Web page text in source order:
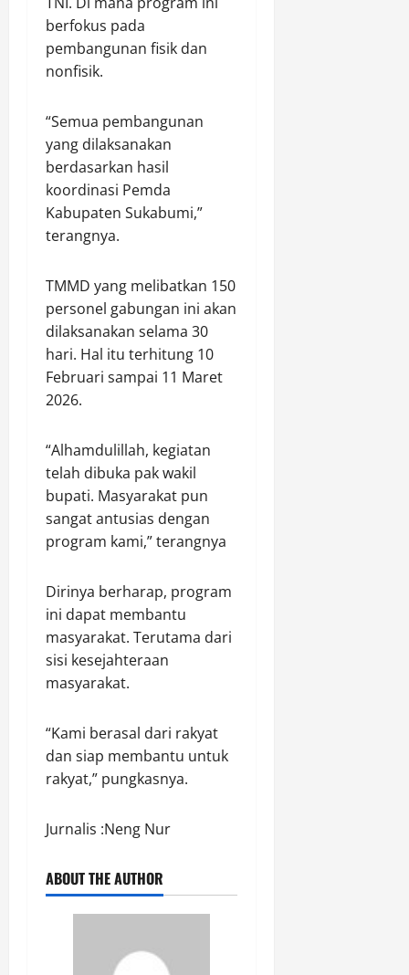
berfokus pada
pembangunan fisik dan
nonfisik.
“Semua pembangunan
yang dilaksanakan
berdasarkan hasil
koordinasi Pemda
Kabupaten Sukabumi,”
terangnya.
TMMD yang melibatkan 150
personel gabungan ini akan
dilaksanakan selama 30
hari. Hal itu terhitung 10
Februari sampai 11 Maret
2026.
“Alhamdulillah, kegiatan
telah dibuka pak wakil
bupati. Masyarakat pun
sangat antusias dengan
program kami,” terangnya
Dirinya berharap, program
ini dapat membantu
masyarakat. Terutama dari
sisi kesejahteraan
masyarakat.
“Kami berasal dari rakyat
dan siap membantu untuk
rakyat,” pungkasnya.
Jurnalis :Neng Nur
ABOUT THE AUTHOR